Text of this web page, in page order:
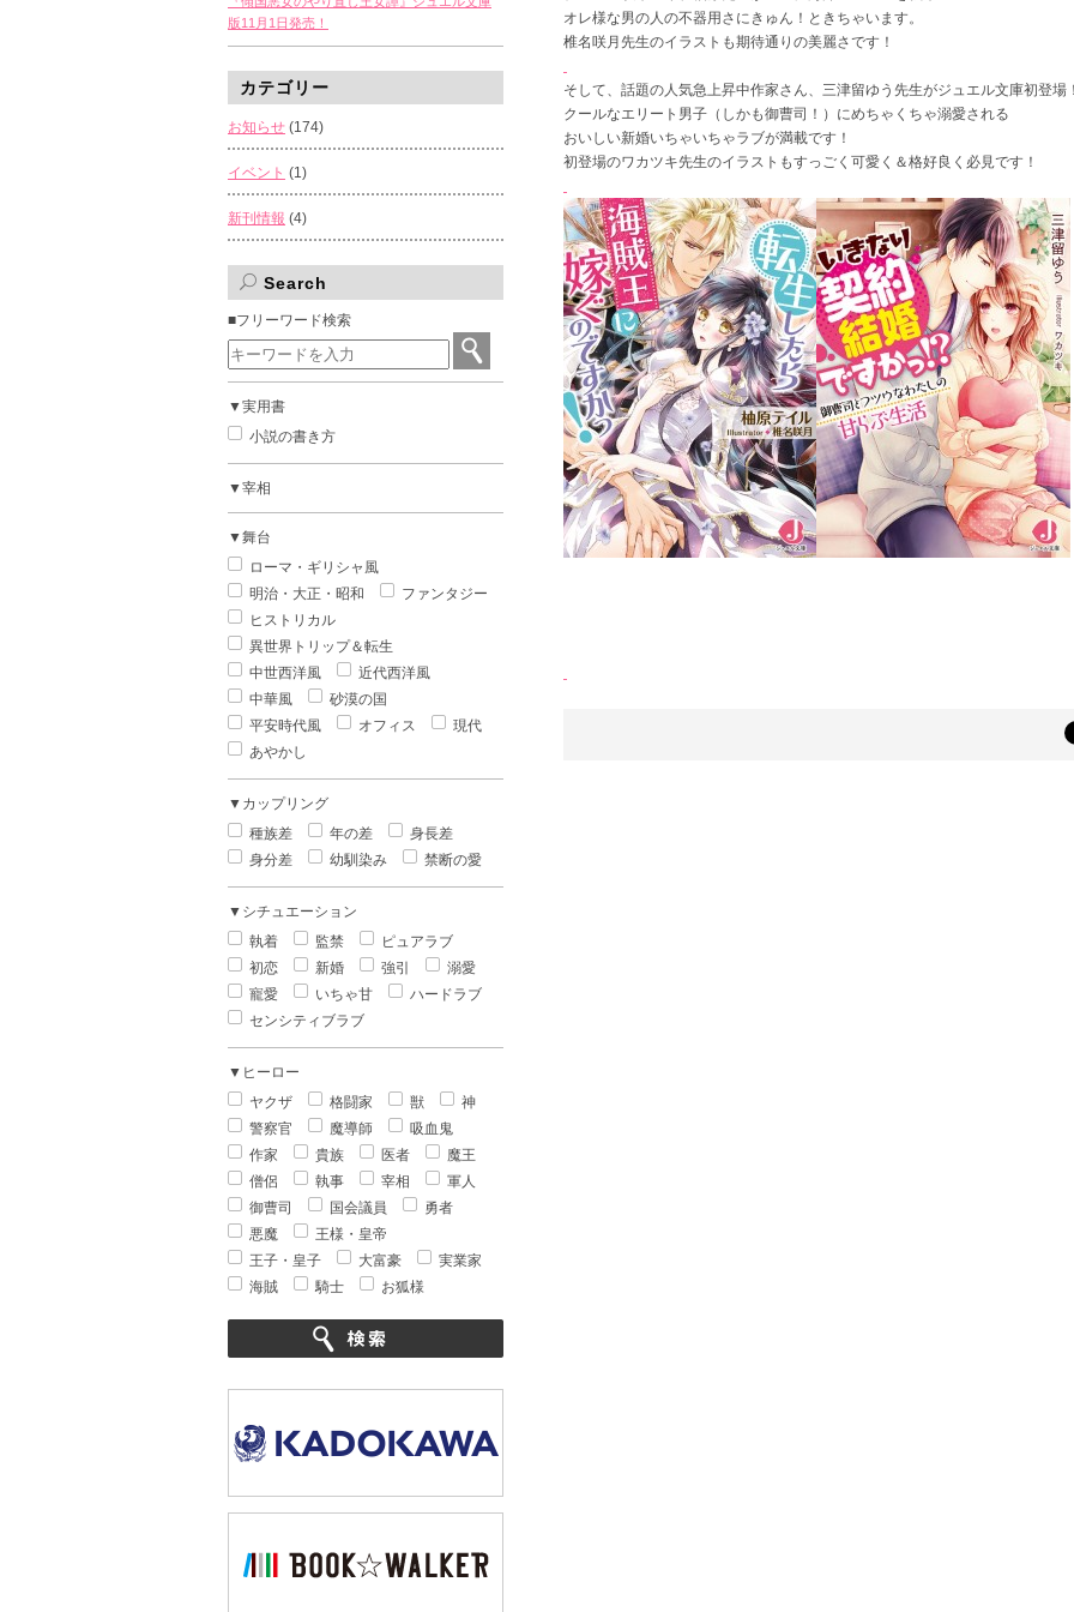
版11月1日発売！
カテゴリー
お知らせ (174)
イベント (1)
新刊情報 (4)
Search
■フリーワード検索
▼実用書
小説の書き方
▼宰相
▼舞台
ローマ・ギリシャ風
明治・大正・昭和
ファンタジー
ヒストリカル
異世界トリップ＆転生
中世西洋風
近代西洋風
中華風
砂漠の国
平安時代風
オフィス
現代
あやかし
▼カップリング
種族差
年の差
身長差
身分差
幼馴染み 禁断の愛
▼シチュエーション
執着
監禁
ピュアラブ
初恋
新婚 強引
溺愛
寵愛
いちゃ甘
ハードラブ
センシティブラブ
▼ヒーロー
ヤクザ
格闘家 獣
神
警察官
魔導師
吸血鬼
作家
貴族 医者
魔王
僧侶
執事 宰相
軍人
御曹司
国会議員
勇者
悪魔
王様・皇帝
王子・皇子
大富豪
実業家
海賊
騎士 お狐様
オレ様な男の人の不器用さにきゅん！ときちゃいます。
椎名咲月先生のイラストも期待通りの美麗さです！
そして、話題の人気急上昇中作家さん、三津留ゆう先生がジュエル文庫初登場！
クールなエリート男子（しかも御曹司！）にめちゃくちゃ溺愛される
おいしい新婚いちゃいちゃラブが満載です！
初登場のワカツキ先生のイラストもすっごく可愛く＆格好良く必見です！